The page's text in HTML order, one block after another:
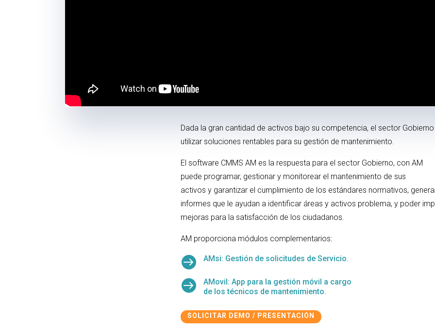
Dada la gran cantidad de activos bajo su competencia, el sector
utilizar soluciones rentables para su gestión de mantenimiento.
El software CMMS AM es la respuesta para el sector Gobierno, con AM
puede programar, gestionar y monitorear el mantenimiento de sus
activos y garantizar el cumplimiento de los estándares normativos,
informes que le ayudan a identificar áreas y activos problema, y poder
mejoras para la satisfacción de los ciudadanos.
AM proporciona módulos complementarios:
 AMsi: Gestión de solicitudes de Servicio.

AMovil: App para la gestión móvil a cargo
de los técnicos de mantenimiento.
SOLICITAR DEMO / PRESENTACIÓN